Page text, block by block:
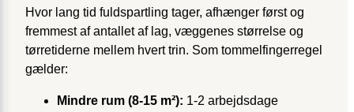
Hvor lang tid fuldspartling tager, afhænger først og
fremmest af antallet af lag, væggenes størrelse og
tørretiderne mellem hvert trin. Som tommelfingerregel
gælder:
Mindre rum (8-15 m²): 1-2 arbejdsdage